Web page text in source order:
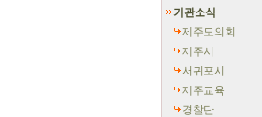
기관소식
제주도의회
제주시
서귀포시
제주교육
경찰단